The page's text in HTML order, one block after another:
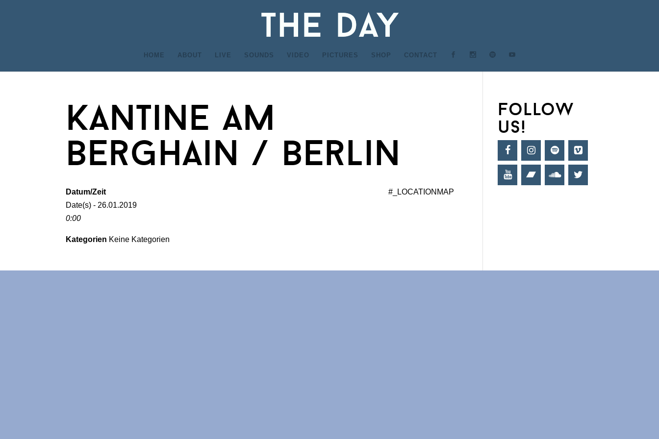
HOME ABOUT LIVE SOUNDS VIDEO PICTURES SHOP CONTACT
kantine am
berghain / berlin
#_LOCATIONMAP
Datum/Zeit
Date(s) - 26.01.2019
0:00
Kategorien Keine Kategorien
follow
us!